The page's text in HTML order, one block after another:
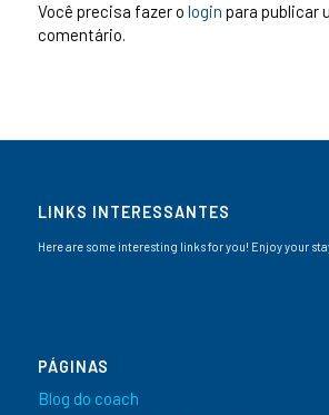
Você precisa fazer o login para publicar
comentário.
LINKS INTERESSANTES
Here are some interesting links for you! Enjoy your
PÁGINAS
Blog do coach